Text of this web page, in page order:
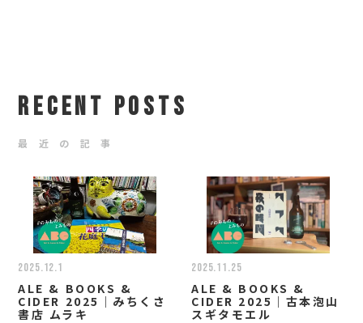
RECENT POSTS
最 近 の 記 事
2025.12.1
ALE & BOOKS &
CIDER 2025｜みちくさ
書店 ムラキ
2025.11.25
ALE & BOOKS &
CIDER 2025｜古本泡山
スギタモエル